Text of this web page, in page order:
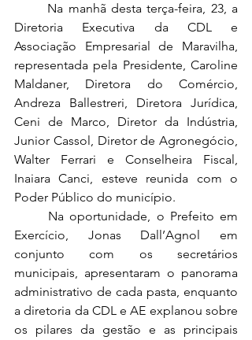
Diretoria Executiva da CDL e
Associação Empresarial de Maravilha,
representada pela Presidente, Caroline
Maldaner, Diretora do Comércio,
Andreza Ballestreri, Diretora Jurídica,
Ceni de Marco, Diretor da Indústria,
Junior Cassol, Diretor de Agronegócio,
Walter Ferrari e Conselheira Fiscal,
Inaiara Canci, esteve reunida com o
Poder Público do município.
Exercício, Jonas Dall’Agnol em
conjunto com os secretários
municipais, apresentaram o panorama
administrativo de cada pasta, enquanto
a diretoria da CDL e AE explanou sobre
os pilares da gestão e as principais